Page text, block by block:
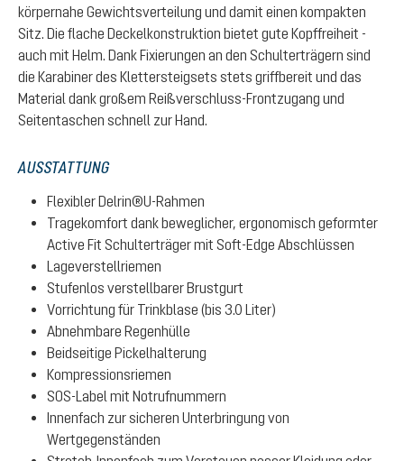
körpernahe Gewichtsverteilung und damit einen kompakten
Sitz. Die flache Deckelkonstruktion bietet gute Kopffreiheit -
auch mit Helm. Dank Fixierungen an den Schulterträgern sind
die Karabiner des Klettersteigsets stets griffbereit und das
Material dank großem Reißverschluss-Frontzugang und
Seitentaschen schnell zur Hand.
AUSSTATTUNG
Flexibler Delrin®U-Rahmen
Tragekomfort dank beweglicher, ergonomisch geformter
Active Fit Schulterträger mit Soft-Edge Abschlüssen
Lageverstellriemen
Stufenlos verstellbarer Brustgurt
Vorrichtung für Trinkblase (bis 3.0 Liter)
Abnehmbare Regenhülle
Beidseitige Pickelhalterung
Kompressionsriemen
SOS-Label mit Notrufnummern
Innenfach zur sicheren Unterbringung von
Wertgegenständen